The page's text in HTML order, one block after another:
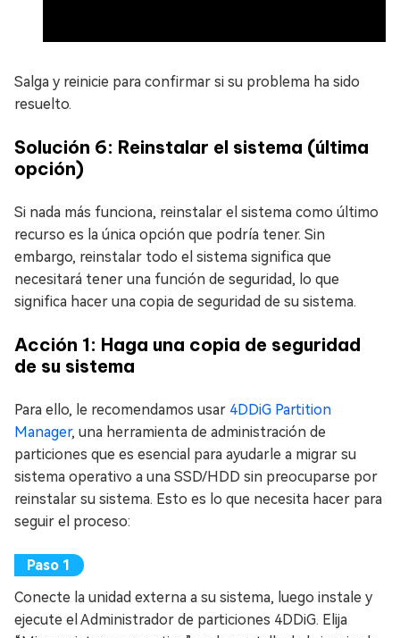
Salga y reinicie para confirmar si su problema ha sido
resuelto.
Solución 6: Reinstalar el sistema (última
opción)
Si nada más funciona, reinstalar el sistema como último
recurso es la única opción que podría tener. Sin
embargo, reinstalar todo el sistema significa que
necesitará tener una función de seguridad, lo que
significa hacer una copia de seguridad de su sistema.
Acción 1: Haga una copia de seguridad
de su sistema
Para ello, le recomendamos usar 4DDiG Partition
Manager, una herramienta de administración de
particiones que es esencial para ayudarle a migrar su
sistema operativo a una SSD/HDD sin preocuparse por
reinstalar su sistema. Esto es lo que necesita hacer para
seguir el proceso:
Conecte la unidad externa a su sistema, luego instale y
ejecute el Administrador de particiones 4DDiG. Elija